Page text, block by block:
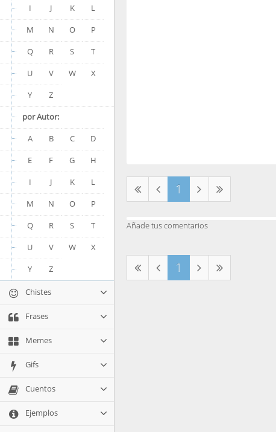
I
J K
L
M
N O
P
Q
R S
T
U
V W
X
Y
Z
por Autor:
A
B C
D
E
F G
H
I
J K
L
M
N O
P
Q
R S
T
U
V W
X
Y
Z
Chistes
Frases
Memes
Gifs
Cuentos
Ejemplos
1
Añade tus comentarios
1